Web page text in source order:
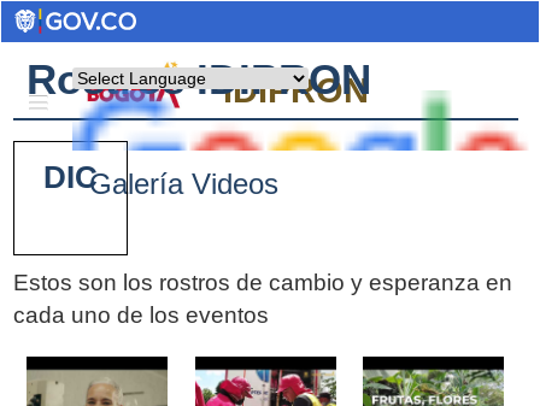
Powered by
IDIPRON
Rostros IDIPRON
Galería Videos
Estos son los rostros de cambio y esperanza en
cada uno de los eventos
DIC